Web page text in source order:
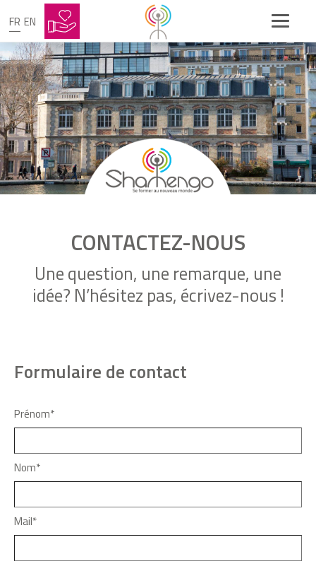
FR EN
CONTACTEZ-NOUS
Une question, une remarque, une
idée? N’hésitez pas, écrivez-nous !
Formulaire de contact
Prénom*
Nom*
Mail*